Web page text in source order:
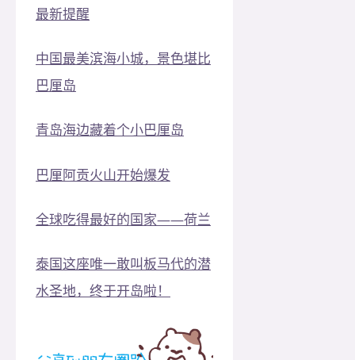
最新提醒
中国最美滨海小城，景色堪比
巴厘岛
青岛海边藏着个小巴厘岛
巴厘阿贡火山开始爆发
全球吃得最好的国家——荷兰
泰国这座唯一敢叫板马代的潜
水圣地，终于开岛啦！